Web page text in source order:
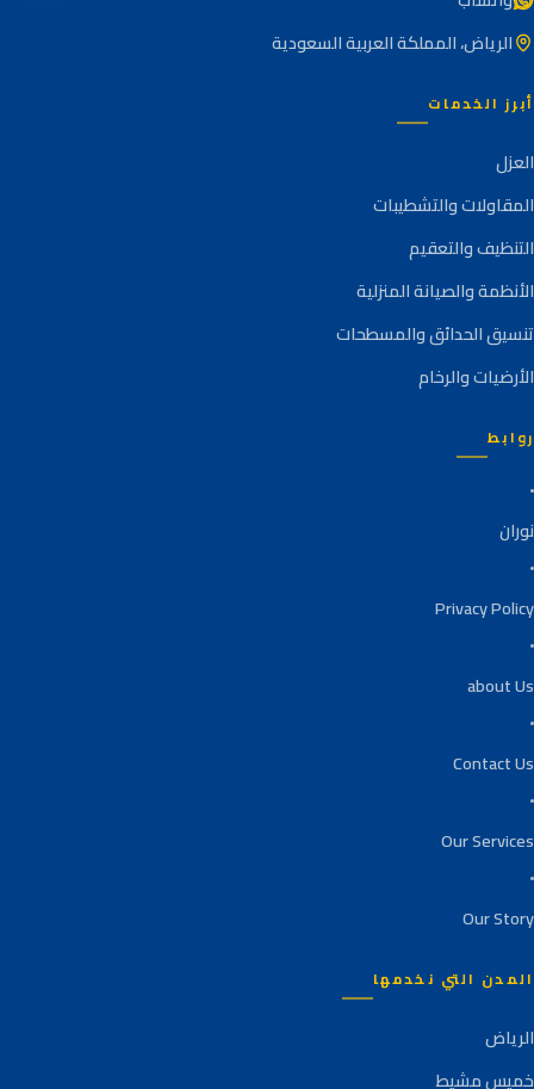
الرياض، المملكة العربية السعودية
أبرز الخدمات
العزل
المقاولات والتشطيبات
التنظيف والتعقيم
الأنظمة والصيانة المنزلية
تنسيق الحدائق والمسطحات
الأرضيات والرخام
روابط
نوران
Privacy Policy
about Us
Contact Us
Our Services
Our Story
المدن التي نخدمها
الرياض
خميس مشيط